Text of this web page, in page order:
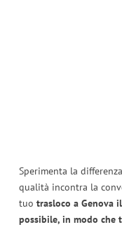
Sperimenta la
qualità incontra la
tuo trasloco a Genova
possibile, in modo che